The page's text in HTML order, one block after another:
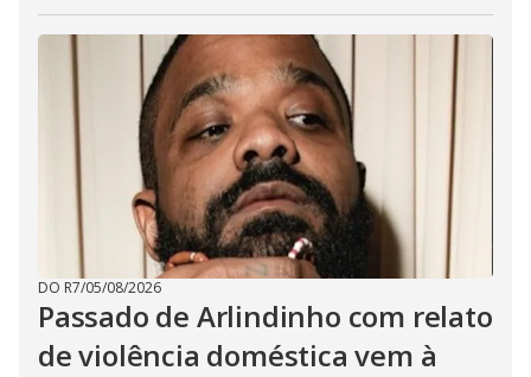
DO R7/05/08/2026
Passado de Arlindinho com relato
de violência doméstica vem à